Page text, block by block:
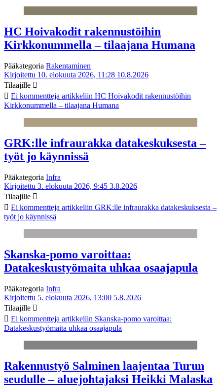
HC Hoivakodit rakennustöihin
Kirkkonummella – tilaajana Humana
Pääkategoria Rakentaminen
Kirjoitettu 10. elokuuta 2026, 11:28 10.8.2026
Tilaajille
Ei kommentteja artikkeliin HC Hoivakodit rakennustöihin
Kirkkonummella – tilaajana Humana
GRK:lle infraurakka datakeskuksesta –
työt jo käynnissä
Pääkategoria Infra
Kirjoitettu 3. elokuuta 2026, 9:45 3.8.2026
Tilaajille
Ei kommentteja artikkeliin GRK:lle infraurakka datakeskuksesta –
työt jo käynnissä
Skanska-pomo varoittaa:
Datakeskustyömaita uhkaa osaajapula
Pääkategoria Infra
Kirjoitettu 5. elokuuta 2026, 13:00 5.8.2026
Tilaajille
Ei kommentteja artikkeliin Skanska-pomo varoittaa:
Datakeskustyömaita uhkaa osaajapula
Rakennustyö Salminen laajentaa Turun
seudulle – aluejohtajaksi Heikki Malaska